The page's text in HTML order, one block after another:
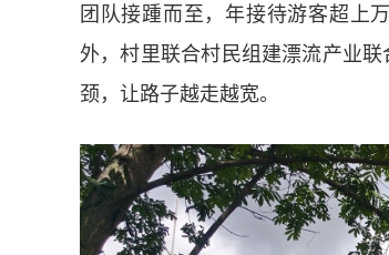
团队接踵而至，年接待游客超上
外，村里联合村民组建漂流产业
颈，让路子越走越宽。